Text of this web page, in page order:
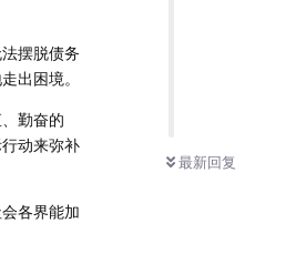
最新回复
摆脱债务
出困境。
勤奋的
动来弥补
各界能加